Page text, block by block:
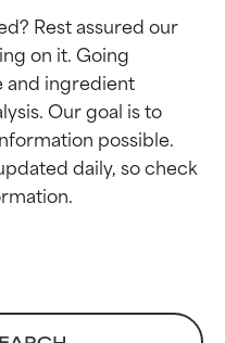
Rest assured our
on it. Going
and ingredient
Our goal is to
possible.
daily, so check
van
door
van
door